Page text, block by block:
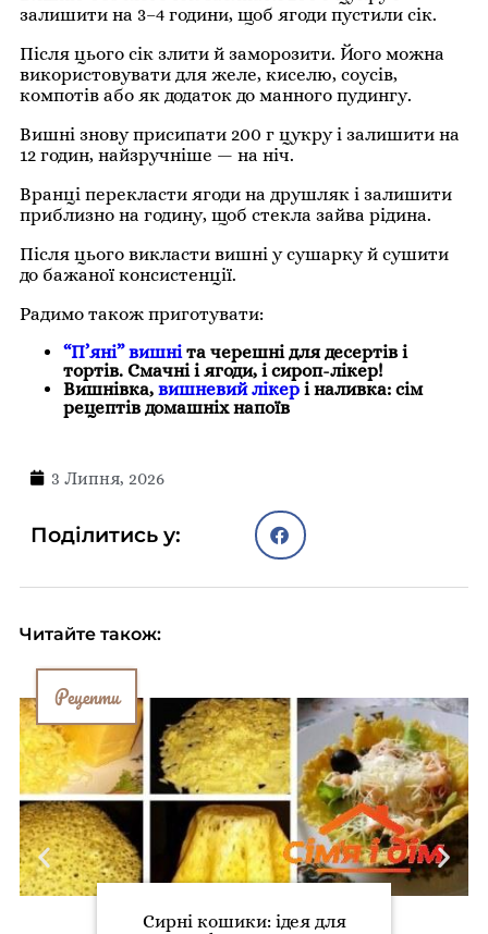
залишити на 3–4 години, щоб ягоди пустили сік.
Після цього сік злити й заморозити. Його можна
використовувати для желе, киселю, соусів,
компотів або як додаток до манного пудингу.
Вишні знову присипати 200 г цукру і залишити на
12 годин, найзручніше — на ніч.
Вранці перекласти ягоди на друшляк і залишити
приблизно на годину, щоб стекла зайва рідина.
Після цього викласти вишні у сушарку й сушити
до бажаної консистенції.
Радимо також приготувати:
“П’яні” вишні та черешні для десертів і
тортів. Смачні і ягоди, і сироп-лікер!
Вишнівка, вишневий лікер і наливка: сім
рецептів домашніх напоїв
3 Липня, 2026
Поділитись у:
Читайте також:
Рецепти
Сирні кошики: ідея для